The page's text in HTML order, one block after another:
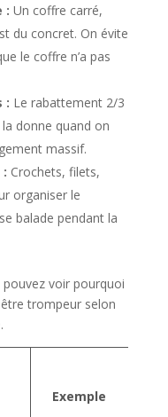
: Un coffre carré,
du concret. On évite
le coffre n’a pas
: Le rabattement 2/3
donne quand on
massif.
Crochets, filets,
organiser le
balade pendant la
voir pourquoi
trompeur selon
Exemple